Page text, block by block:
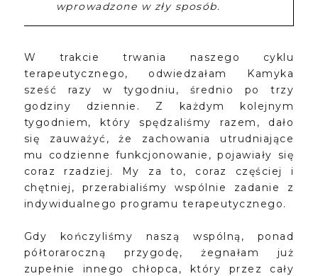
wprowadzone w zły sposób.
W trakcie trwania naszego cyklu
terapeutycznego, odwiedzałam Kamyka
sześć razy w tygodniu, średnio po trzy
godziny dziennie. Z każdym kolejnym
tygodniem, który spędzaliśmy razem, dało
się zauważyć, że zachowania utrudniające
mu codzienne funkcjonowanie, pojawiały się
coraz rzadziej. My za to, coraz częściej i
chętniej, przerabialiśmy wspólnie zadanie z
indywidualnego programu terapeutycznego.
Gdy kończyliśmy naszą wspólną, ponad
półtoraroczną przygodę, żegnałam już
zupełnie innego chłopca, który przez cały